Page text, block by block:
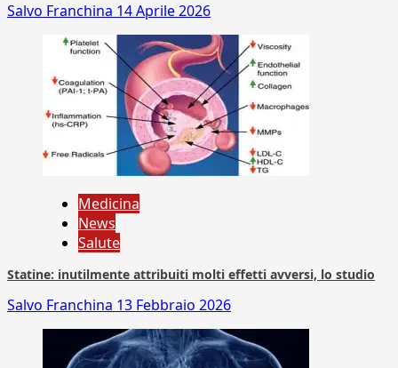
Salvo Franchina 14 Aprile 2026
Medicina
News
Salute
Statine: inutilmente attribuiti molti effetti avversi, lo studio
Salvo Franchina 13 Febbraio 2026